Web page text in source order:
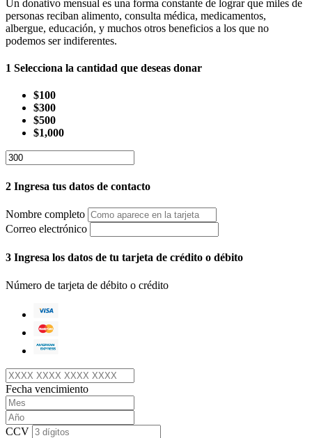
Un donativo mensual es una forma constante de lograr que miles de
personas reciban alimento, consulta médica, medicamentos,
albergue, educación, y muchos otros beneficios a los que no
podemos ser indiferentes.
1 Selecciona la cantidad que deseas donar
$100
$300
$500
$1,000
2 Ingresa tus datos de contacto
Nombre completo
Correo electrónico
3 Ingresa los datos de tu tarjeta de crédito o débito
Número de tarjeta de débito o crédito
Fecha vencimiento
CCV